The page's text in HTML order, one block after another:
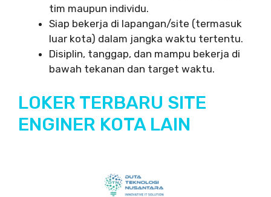
tim maupun individu.
Siap bekerja di lapangan/site (termasuk
luar kota) dalam jangka waktu tertentu.
Disiplin, tanggap, dan mampu bekerja di
bawah tekanan dan target waktu.
LOKER TERBARU SITE
ENGINER KOTA LAIN